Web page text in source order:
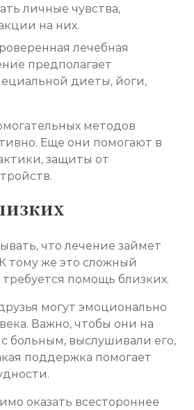
личные чувства,
на них.
лечебная
предполагает
диеты, йоги,
методов
Еще они помогают в
защиты от
что лечение займет
тому же это сложный
помощь близких.
могут эмоционально
Важно, чтобы они на
больным, выслушивали его,
поддержка помогает
оказать всестороннее